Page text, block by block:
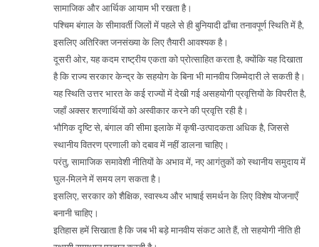
सामाजिक और आर्थिक आयाम भी रखता है।
पश्चिम बंगाल के सीमावर्ती जिलों में पहले से ही बुनियादी ढाँचा तनावपूर्ण स्थिति में है,
इसलिए अतिरिक्त जनसंख्या के लिए तैयारी आवश्यक है।
दूसरी ओर, यह कदम राष्ट्रीय एकता को प्रोत्साहित करता है, क्योंकि यह दिखाता
है कि राज्य सरकार केन्द्र के सहयोग के बिना भी मानवीय जिम्मेदारी ले सकती है।
यह स्थिति उत्तर भारत के कई राज्यों में देखी गई असहयोगी प्रवृत्तियों के विपरीत है,
जहाँ अक्सर शरणार्थियों को अस्वीकार करने की प्रवृत्ति रही है।
भौगिक दृष्टि से, बंगाल की सीमा इलाके में कृषी‑उत्पादकता अधिक है, जिससे
स्थानीय वितरण प्रणाली को दबाव में नहीं डालना चाहिए।
परंतु, सामाजिक समावेशी नीतियों के अभाव में, नए आगंतुकों को स्थानीय समुदाय में
घुल‑मिलने में समय लग सकता है।
इसलिए, सरकार को शैक्षिक, स्वास्थ्य और भाषाई समर्थन के लिए विशेष योजनाएँ
बनानी चाहिए।
इतिहास हमें सिखाता है कि जब भी बड़े मानवीय संकट आते हैं, तो सहयोगी नीति ही